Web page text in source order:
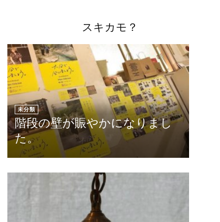
ョ
ン
スキカモ？
未分類
階段の壁が賑やかになりまし
た。